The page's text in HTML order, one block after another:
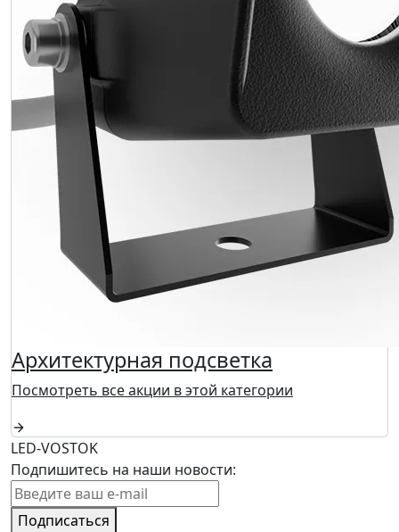
Архитектурная подсветка
Посмотреть все акции в этой категории
LED-VOSTOK
Подпишитесь на наши новости:
Подписаться